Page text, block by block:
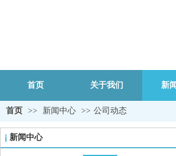
首页 关于我们 新
首页 >> 新闻中心 >> 公司动态
新闻中心